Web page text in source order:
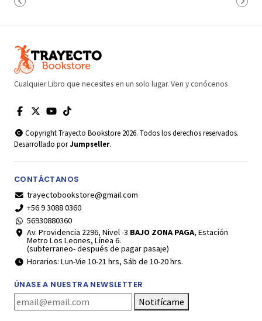
Cualquier Libro que necesites en un solo lugar. Ven y conócenos
Copyright Trayecto Bookstore 2026. Todos los derechos reservados.
Desarrollado porJumpseller.
CONTÁCTANOS
trayectobookstore@gmail.com
+56 9 3088 0360
56930880360
Av. Providencia 2296, Nivel -3 BAJO ZONA PAGA, Estación
Metro Los Leones, Línea 6.
(subterraneo- después de pagar pasaje)
Horarios: Lun-Vie 10-21 hrs, Sáb de 10-20 hrs.
ÚNASE A NUESTRA NEWSLETTER
Notifícame